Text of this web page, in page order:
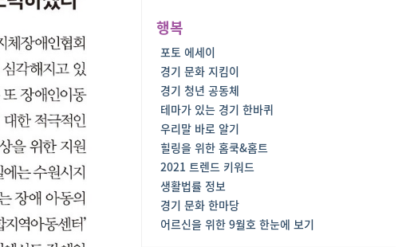
행복
포토 에세이
경기 문화 지킴이
경기 청년 공동체
테마가 있는 경기 한바퀴
우리말 바로 알기
힐링을 위한 홈쿡&홈트
2021 트렌드 키워드
생활법률 정보
경기 문화 한마당
어르신을 위한 9월호 한눈에 보기